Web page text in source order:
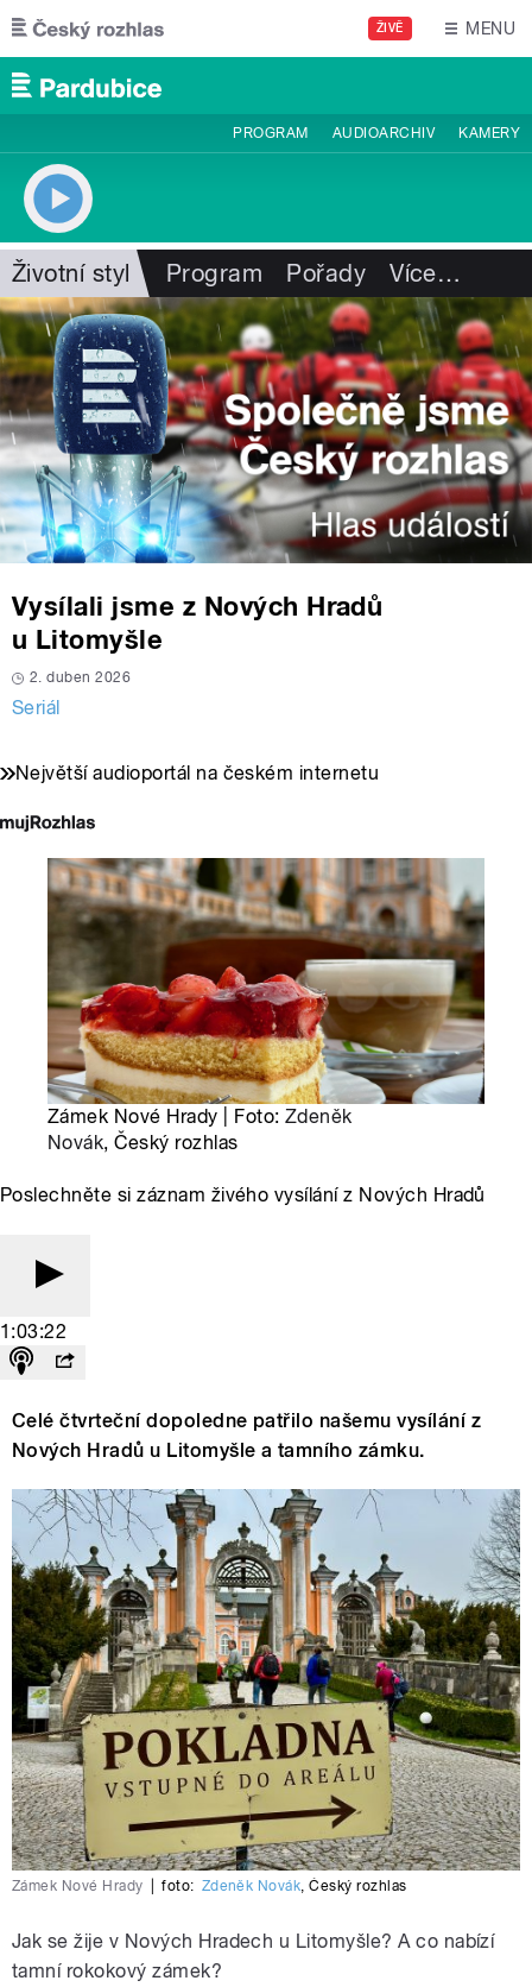
Přejít k hlavnímu obsahu
ŽIVĚ MENU
PROGRAM AUDIOARCHIV KAMERY
Životní styl Program Pořady Více…
Vysílali jsme z Nových Hradů
u Litomyšle
2. duben 2026
Seriál
Největší audioportál na českém internetu
Zámek Nové Hrady | Foto: Zdeněk
Novák, Český rozhlas
Poslechněte si záznam živého vysílání z Nových Hradů
1:03:22
Celé čtvrteční dopoledne patřilo našemu vysílání z
Nových Hradů u Litomyšle a tamního zámku.
Zámek Nové Hrady foto: Zdeněk Novák,Český rozhlas
Jak se žije v Nových Hradech u Litomyšle? A co nabízí
tamní rokokový zámek?